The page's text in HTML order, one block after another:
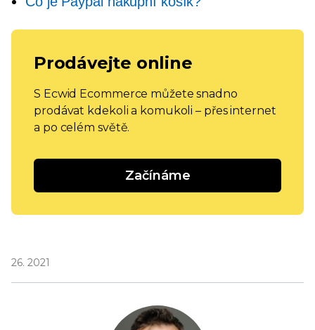
Prodávejte online
S Ecwid Ecommerce můžete snadno
prodávat kdekoli a komukoli – přes internet
a po celém světě.
Začínáme
26. 2021